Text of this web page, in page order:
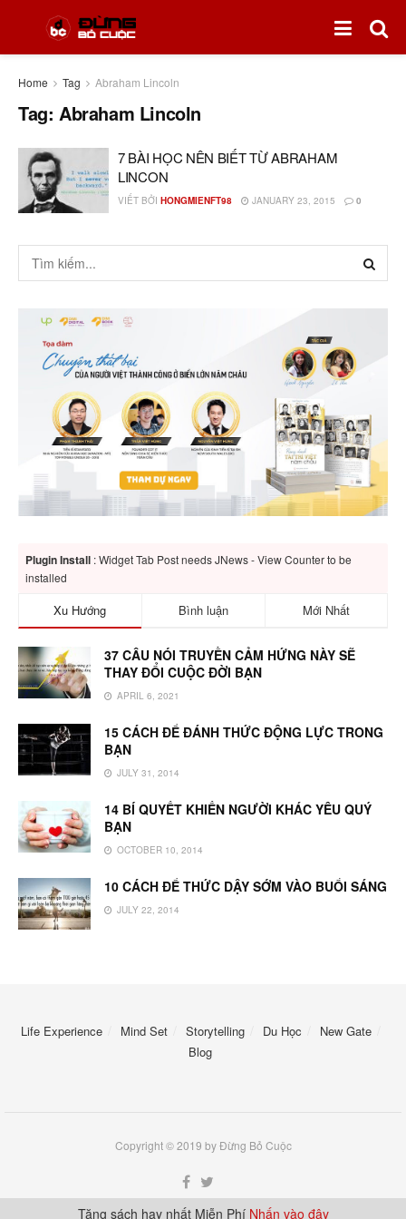
Home Tag Abraham Lincoln
Tag: Abraham Lincoln
7 BÀI HỌC NÊN BIẾT TỪ ABRAHAM
LINCON
VIẾT BỞI HONGMIENFT98 JANUARY 23, 2015 0
Plugin Install : Widget Tab Post needs JNews - View Counter to be
installed
Xu Hướng Bình luận Mới Nhất
37 CÂU NÓI TRUYỀN CẢM HỨNG NÀY SẼ
THAY ĐỔI CUỘC ĐỜI BẠN
APRIL 6, 2021
15 CÁCH ĐỂ ĐÁNH THỨC ĐỘNG LỰC TRONG
BẠN
JULY 31, 2014
14 BÍ QUYẾT KHIẾN NGƯỜI KHÁC YÊU QUÝ
BẠN
OCTOBER 10, 2014
10 CÁCH ĐỂ THỨC DẬY SỚM VÀO BUỔI SÁNG
JULY 22, 2014
Life Experience Mind Set Storytelling Du Học
New Gate
Blog
Copyright © 2019 by Đừng Bỏ Cuộc
Tặng sách hay nhất Miễn Phí Nhấn vào đây